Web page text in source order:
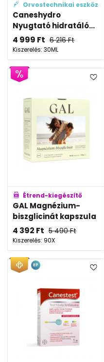
Orvostechnikai eszköz
Caneshydro
Nyugtató hidratáló...
4 999 Ft 6 216Ft
Kiszerelés: 30ML
Étrend-kiegészítő
GAL Magnézium-
biszglicinát kapszula
4 392 Ft 5 490Ft
Kiszerelés: 90X
EP